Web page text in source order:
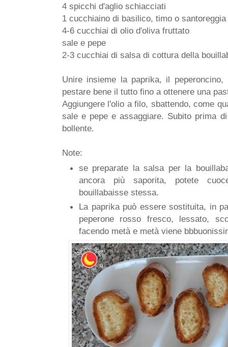
4 spicchi d'aglio schiacciati
1 cucchiaino di basilico, timo o santoreggia
4-6 cucchiai di olio d'oliva fruttato
sale e pepe
2-3 cucchiai di salsa di cottura della
Unire insieme la paprika, il
pestare bene il tutto fino a ottenere una
Aggiungere l'olio a filo, sbattendo, come
sale e pepe e assaggiare. Subito prima
bollente.
Note:
se preparate la salsa per la
ancora più saporita, potete
bouillabaisse stessa.
La paprika può essere sostituita, in
peperone rosso fresco, lessato,
facendo metà e metà viene